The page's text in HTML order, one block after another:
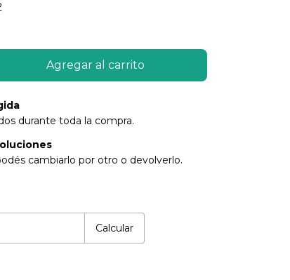
durante toda la compra.
cambiarlo por otro o devolverlo.
Calcular